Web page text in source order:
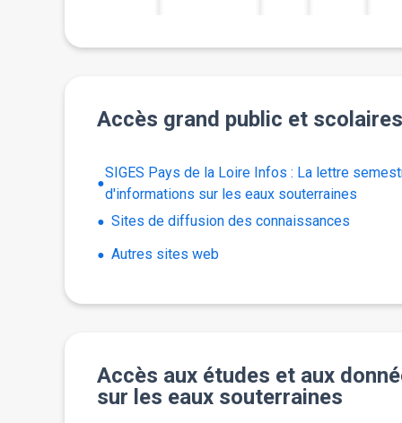
Accès grand public et scolaires
SIGES Pays de la Loire Infos : La lettre
d'informations sur les eaux souterraines
Sites de diffusion des connaissances
Autres sites web
Accès aux études et aux
sur les eaux souterraines